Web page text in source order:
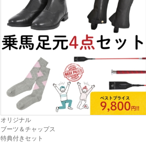
オリジナル
ブーツ＆チャップス
特典付きセット